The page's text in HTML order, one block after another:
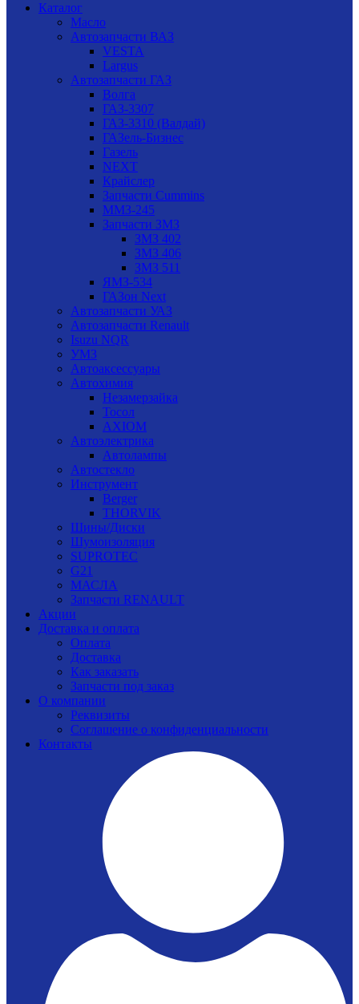
Каталог
Масло
Автозапчасти ВАЗ
VESTA
Largus
Автозапчасти ГАЗ
Волга
ГАЗ-3307
ГАЗ-3310 (Валдай)
ГАЗель-Бизнес
Газель
NEXT
Крайслер
Запчасти Cummins
ММЗ-245
Запчасти ЗМЗ
ЗМЗ 402
ЗМЗ 406
ЗМЗ 511
ЯМЗ-534
ГАЗон Next
Автозапчасти УАЗ
Автозапчасти Renault
Isuzu NQR
УМЗ
Автоаксессуары
Автохимия
Незамерзайка
Тосол
AXIOM
Автоэлектрика
Автолампы
Автостекло
Инструмент
Berger
THORVIK
Шины/Диски
Шумоизоляция
SUPROTEC
G21
МАСЛА
Запчасти RENAULT
Акции
Доставка и оплата
Оплата
Доставка
Как заказать
Запчасти под заказ
О компании
Реквизиты
Соглашение о конфиденциальности
Контакты